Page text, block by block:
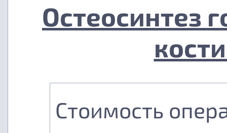
Остеосинтез
Стоимость